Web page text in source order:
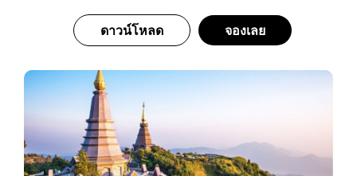
ดาวน์โหลด จองเลย